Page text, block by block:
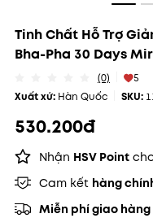
Tinh Chất Hỗ Trợ
Bha-Pha 30 Days
(0)
5
Xuất xứ: Hàn Quốc SKU:
530.200đ
Nhận HSV Point
Cam kết hàng
Miễn phí giao hàng